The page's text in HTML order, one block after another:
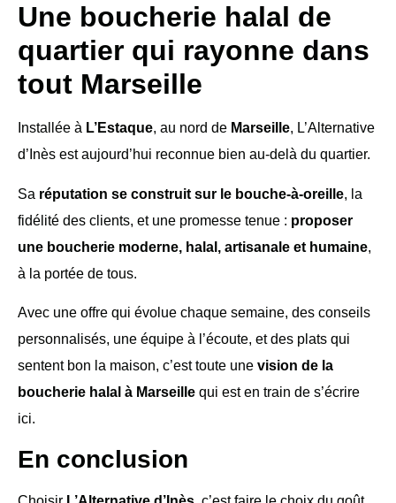
Une boucherie halal de
quartier qui rayonne dans
tout Marseille
Installée à L’Estaque, au nord de Marseille, L’Alternative
d’Inès est aujourd’hui reconnue bien au-delà du quartier.
Sa réputation se construit sur le bouche-à-oreille, la
fidélité des clients, et une promesse tenue : proposer
une boucherie moderne, halal, artisanale et humaine,
à la portée de tous.
Avec une offre qui évolue chaque semaine, des conseils
personnalisés, une équipe à l’écoute, et des plats qui
sentent bon la maison, c’est toute une vision de la
boucherie halal à Marseille qui est en train de s’écrire
ici.
En conclusion